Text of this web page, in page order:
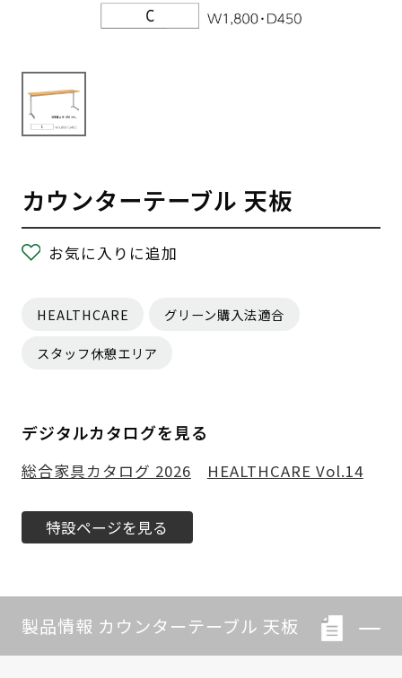
カウンターテーブル 天板
お気に入りに追加
HEALTHCARE グリーン購入法適合
スタッフ休憩エリア
デジタルカタログを見る
総合家具カタログ 2026 HEALTHCARE Vol.14
特設ページを見る
製品情報 カウンターテーブル 天板